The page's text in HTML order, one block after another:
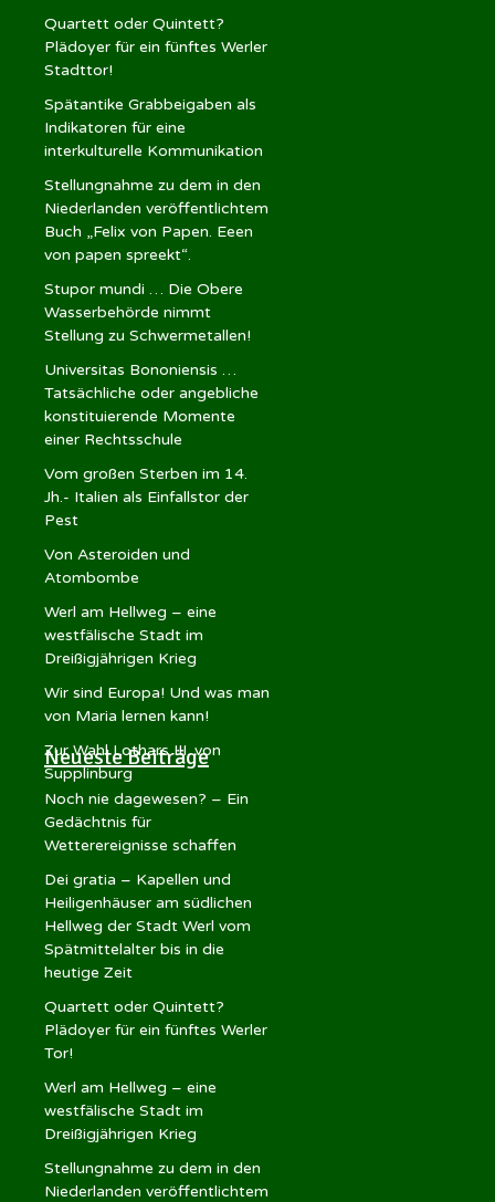
Quartett oder Quintett?
Plädoyer für ein fünftes Werler
Stadttor!
Spätantike Grabbeigaben als
Indikatoren für eine
interkulturelle Kommunikation
Stellungnahme zu dem in den
Niederlanden veröffentlichtem
Buch „Felix von Papen. Eeen
von papen spreekt“.
Stupor mundi … Die Obere
Wasserbehörde nimmt
Stellung zu Schwermetallen!
Universitas Bononiensis …
Tatsächliche oder angebliche
konstituierende Momente
einer Rechtsschule
Vom großen Sterben im 14.
Jh.- Italien als Einfallstor der
Pest
Von Asteroiden und
Atombombe
Werl am Hellweg – eine
westfälische Stadt im
Dreißigjährigen Krieg
Wir sind Europa! Und was man
von Maria lernen kann!
Zur Wahl Lothars III. von
Supplinburg
Neueste Beiträge
Noch nie dagewesen? – Ein
Gedächtnis für
Wetterereignisse schaffen
Dei gratia – Kapellen und
Heiligenhäuser am südlichen
Hellweg der Stadt Werl vom
Spätmittelalter bis in die
heutige Zeit
Quartett oder Quintett?
Plädoyer für ein fünftes Werler
Tor!
Werl am Hellweg – eine
westfälische Stadt im
Dreißigjährigen Krieg
Stellungnahme zu dem in den
Niederlanden veröffentlichtem